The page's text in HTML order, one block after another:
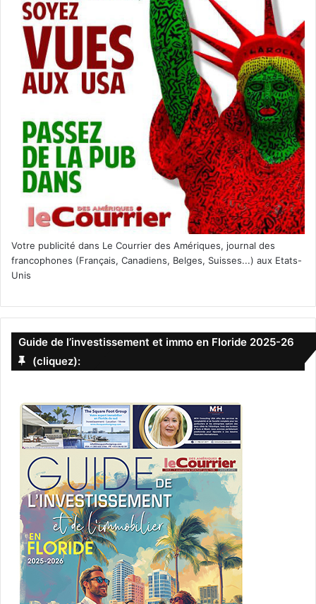
Votre publicité dans Le Courrier des Amériques, journal des
francophones (Français, Canadiens, Belges, Suisses...) aux Etats-
Unis
Guide de l’investissement et immo en Floride 2025-26
(cliquez):